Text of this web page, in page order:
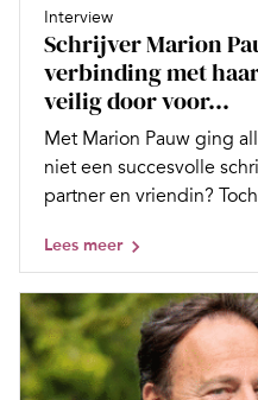
Interview
Schrijver Marion
verbinding met
veilig door voor...
Met Marion Pauw ging
niet een succesvolle
partner en vriendin?
Lees meer